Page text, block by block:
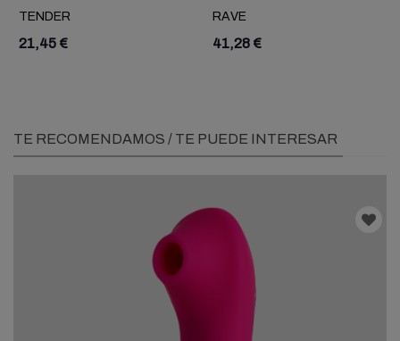
TENDER
21,45 €
RAVE
41,28 €
TE RECOMENDAMOS / TE PUEDE INTERESAR